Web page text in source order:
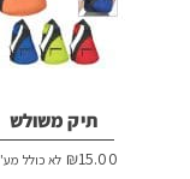
תיק משולש
₪15.00 לא כולל